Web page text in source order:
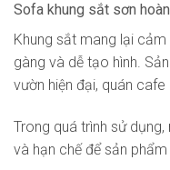
Sofa khung sắt sơn
Khung sắt mang lại
gàng và dễ tạo hình.
vườn hiện đại, quán
Trong quá trình sử
và hạn chế để sản